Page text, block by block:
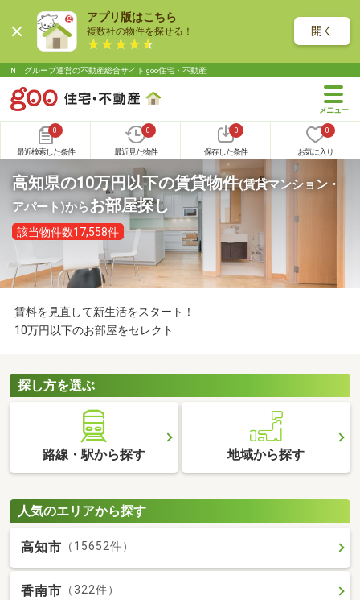
アプリ版はこちら
複数社の物件を探せる！ 開く
NTTグループ運営の不動産総合サイト goo住宅・不動産
0
最近検索した条件
0
最近見た物件
0
保存した条件
0
お気に入り
高知県の10万円以下の賃貸物件(賃貸マンション・
アパート)からお部屋探し
該当物件数17,558件
賃料を見直して新生活をスタート！
10万円以下のお部屋をセレクト
探し方を選ぶ
路線・駅から探す 地域から探す
人気のエリアから探す
高知市 （15652件）
香南市 （322件）